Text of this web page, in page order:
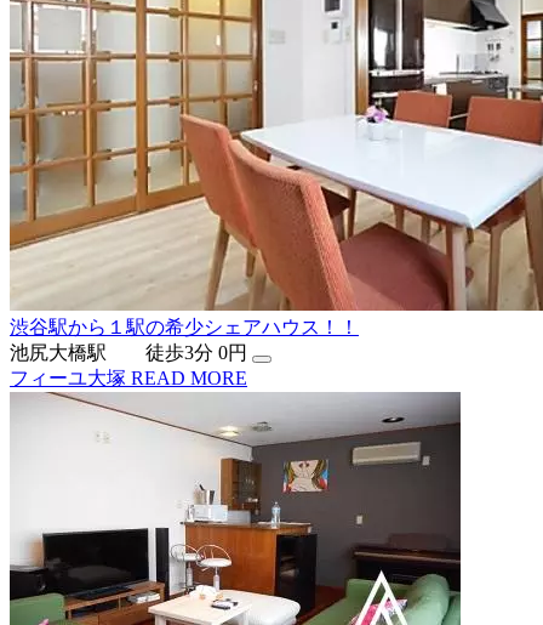
渋谷駅から１駅の希少シェアハウス！！
池尻大橋駅 徒歩3分 0円
フィーユ大塚 READ MORE